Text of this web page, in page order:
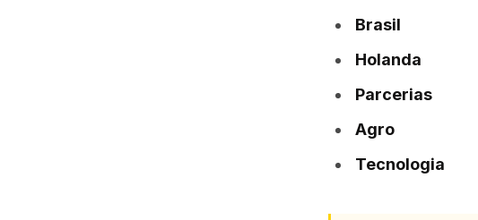
Brasil
Holanda
Parcerias
Agro
Tecnologia